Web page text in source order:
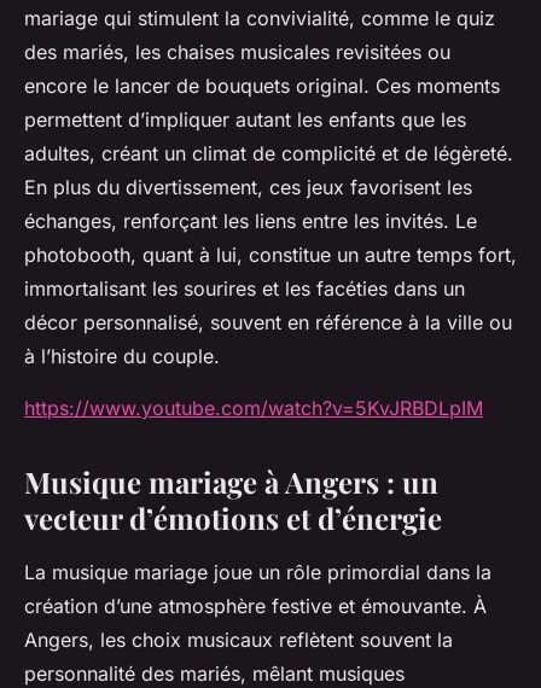
mariage qui stimulent la convivialité, comme le quiz
des mariés, les chaises musicales revisitées ou
encore le lancer de bouquets original. Ces moments
permettent d’impliquer autant les enfants que les
adultes, créant un climat de complicité et de légèreté.
En plus du divertissement, ces jeux favorisent les
échanges, renforçant les liens entre les invités. Le
photobooth, quant à lui, constitue un autre temps fort,
immortalisant les sourires et les facéties dans un
décor personnalisé, souvent en référence à la ville ou
à l’histoire du couple.
https://www.youtube.com/watch?v=5KvJRBDLpIM
Musique mariage à Angers : un
vecteur d’émotions et d’énergie
La musique mariage joue un rôle primordial dans la
création d’une atmosphère festive et émouvante. À
Angers, les choix musicaux reflètent souvent la
personnalité des mariés, mêlant musiques